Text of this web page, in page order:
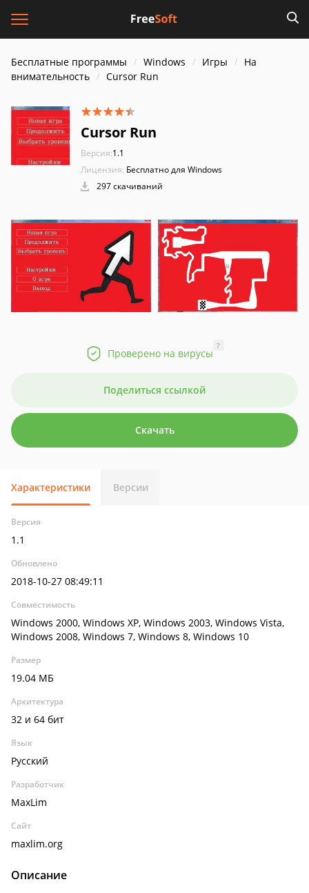
Бесплатные программы Windows Игры
На
внимательность
Cursor Run
Cursor Run
Версия:1.1
Лицензия: Бесплатно для Windows
297 скачиваний
Проверено на вирусы
?
Поделиться ссылкой
Скачать
Характеристики Версии
Версия
1.1
Обновлено
2018-10-27 08:49:11
Совместимость
Windows 2000, Windows XP, Windows 2003, Windows Vista,
Windows 2008, Windows 7, Windows 8, Windows 10
Размер
19.04 МБ
Архитектура
32 и 64 бит
Язык
Русский
Разработчик
MaxLim
Сайт
maxlim.org
Описание